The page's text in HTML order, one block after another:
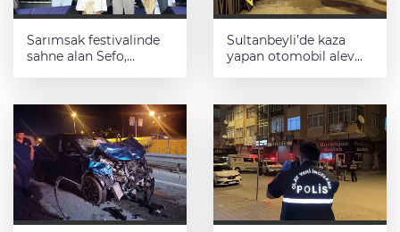
Sarımsak festivalinde
sahne alan Sefo,
yaşattı
Sultanbeyli’de kaza
yapan otomobil alev
tartışma çıktı